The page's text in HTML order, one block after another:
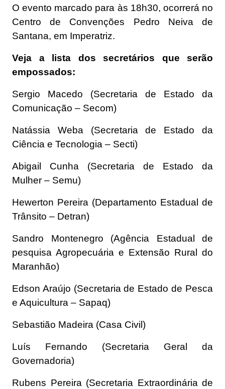
O evento marcado para às 18h30, ocorrerá no
Centro de Convenções Pedro Neiva de
Santana, em Imperatriz.
Veja a lista dos secretários que serão
empossados:
Sergio Macedo (Secretaria de Estado da
Comunicação – Secom)
Natássia Weba (Secretaria de Estado da
Ciência e Tecnologia – Secti)
Abigail Cunha (Secretaria de Estado da
Mulher – Semu)
Hewerton Pereira (Departamento Estadual de
Trânsito – Detran)
Sandro Montenegro (Agência Estadual de
pesquisa Agropecuária e Extensão Rural do
Maranhão)
Edson Araújo (Secretaria de Estado de Pesca
e Aquicultura – Sapaq)
Sebastião Madeira (Casa Civil)
Luís Fernando (Secretaria Geral da
Governadoria)
Rubens Pereira (Secretaria Extraordinária de